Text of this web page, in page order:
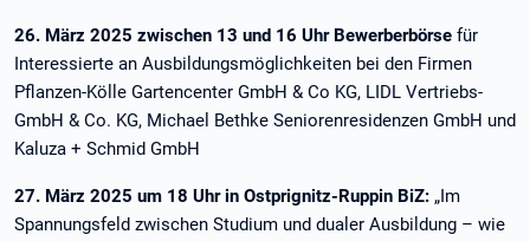
26. März 2025 zwischen 13 und 16 Uhr Bewerberbörse für
Interessierte an Ausbildungsmöglichkeiten bei den Firmen
Pflanzen-Kölle Gartencenter GmbH & Co KG, LIDL Vertriebs-
GmbH & Co. KG, Michael Bethke Seniorenresidenzen GmbH und
Kaluza + Schmid GmbH
27. März 2025 um 18 Uhr in Ostprignitz-Ruppin BiZ: „Im
Spannungsfeld zwischen Studium und dualer Ausbildung – wie